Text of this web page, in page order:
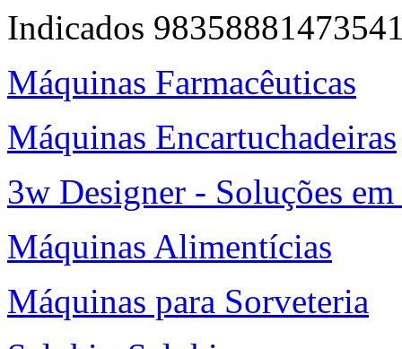
Indicados
Máquinas Farmacêuticas
Máquinas Encartuchadeiras
3w Designer - Soluções
Máquinas Alimentícias
Máquinas para Sorveteria